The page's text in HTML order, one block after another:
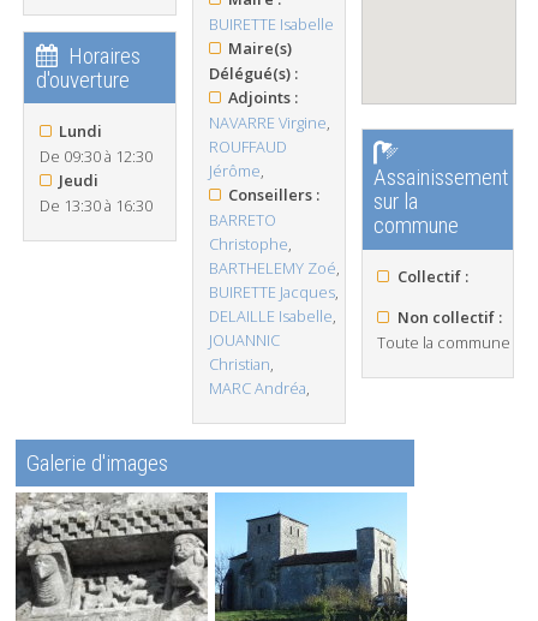
Horaires
d'ouverture
Lundi
De 09:30 à 12:30
Jeudi
De 13:30 à 16:30
BUIRETTE Isabelle
Maire(s)
Délégué(s) :
Adjoints :
NAVARRE Virgine,
ROUFFAUD
Jérôme,
Conseillers :
BARRETO
Christophe,
BARTHELEMY Zoé,
BUIRETTE Jacques,
DELAILLE Isabelle,
JOUANNIC
Christian,
MARC Andréa,
Assainissement
sur la
commune
Collectif :
Non collectif :
Toute la commune
Galerie d'images